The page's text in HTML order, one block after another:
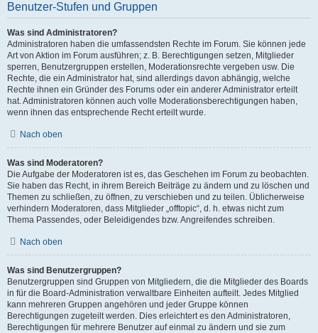
Benutzer-Stufen und Gruppen
Was sind Administratoren?
Administratoren haben die umfassendsten Rechte im Forum. Sie können jede
Art von Aktion im Forum ausführen; z. B. Berechtigungen setzen, Mitglieder
sperren, Benutzergruppen erstellen, Moderationsrechte vergeben usw. Die
Rechte, die ein Administrator hat, sind allerdings davon abhängig, welche
Rechte ihnen ein Gründer des Forums oder ein anderer Administrator erteilt
hat. Administratoren können auch volle Moderationsberechtigungen haben,
wenn ihnen das entsprechende Recht erteilt wurde.
Nach oben
Was sind Moderatoren?
Die Aufgabe der Moderatoren ist es, das Geschehen im Forum zu beobachten.
Sie haben das Recht, in ihrem Bereich Beiträge zu ändern und zu löschen und
Themen zu schließen, zu öffnen, zu verschieben und zu teilen. Üblicherweise
verhindern Moderatoren, dass Mitglieder „offtopic“, d. h. etwas nicht zum
Thema Passendes, oder Beleidigendes bzw. Angreifendes schreiben.
Nach oben
Was sind Benutzergruppen?
Benutzergruppen sind Gruppen von Mitgliedern, die die Mitglieder des Boards
in für die Board-Administration verwaltbare Einheiten aufteilt. Jedes Mitglied
kann mehreren Gruppen angehören und jeder Gruppe können
Berechtigungen zugeteilt werden. Dies erleichtert es den Administratoren,
Berechtigungen für mehrere Benutzer auf einmal zu ändern und sie zum